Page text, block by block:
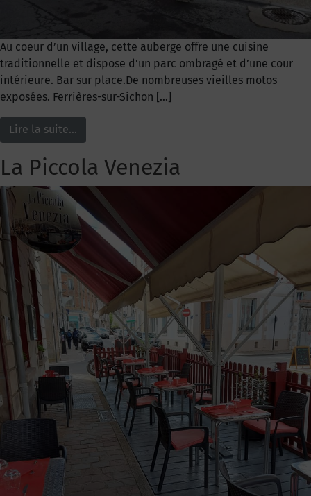
Au coeur d’un village, cette auberge offre une cuisine
traditionnelle et dispose d’un parc ombragé et d’une cour
intérieure. Bar sur place.De nombreuses vieilles motos
exposées. Ferrières-sur-Sichon […]
Lire la suite…
La Piccola Venezia